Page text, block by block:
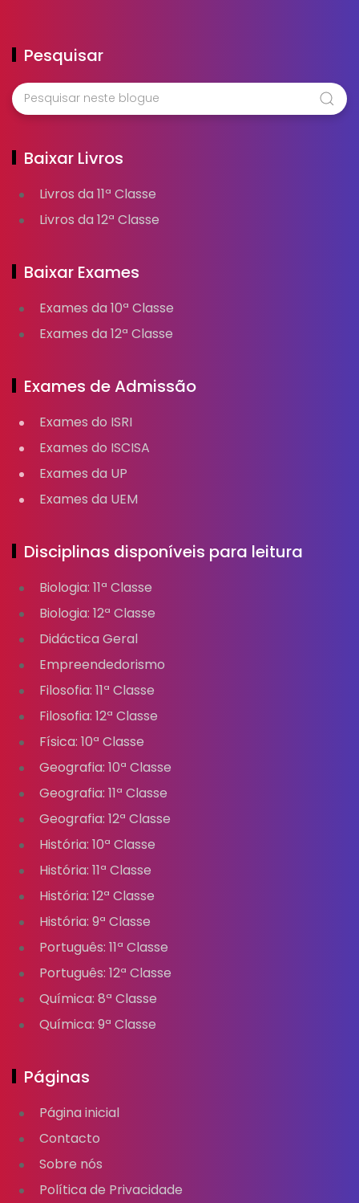
Pesquisar
Baixar Livros
Livros da 11ª Classe
Livros da 12ª Classe
Baixar Exames
Exames da 10ª Classe
Exames da 12ª Classe
Exames de Admissão
Exames do ISRI
Exames do ISCISA
Exames da UP
Exames da UEM
Disciplinas disponíveis para leitura
Biologia: 11ª Classe
Biologia: 12ª Classe
Didáctica Geral
Empreendedorismo
Filosofia: 11ª Classe
Filosofia: 12ª Classe
Física: 10ª Classe
Geografia: 10ª Classe
Geografia: 11ª Classe
Geografia: 12ª Classe
História: 10ª Classe
História: 11ª Classe
História: 12ª Classe
História: 9ª Classe
Português: 11ª Classe
Português: 12ª Classe
Química: 8ª Classe
Química: 9ª Classe
Páginas
Página inicial
Contacto
Sobre nós
Política de Privacidade